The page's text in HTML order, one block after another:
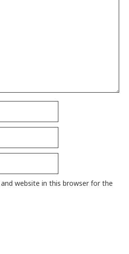
website in this browser for the